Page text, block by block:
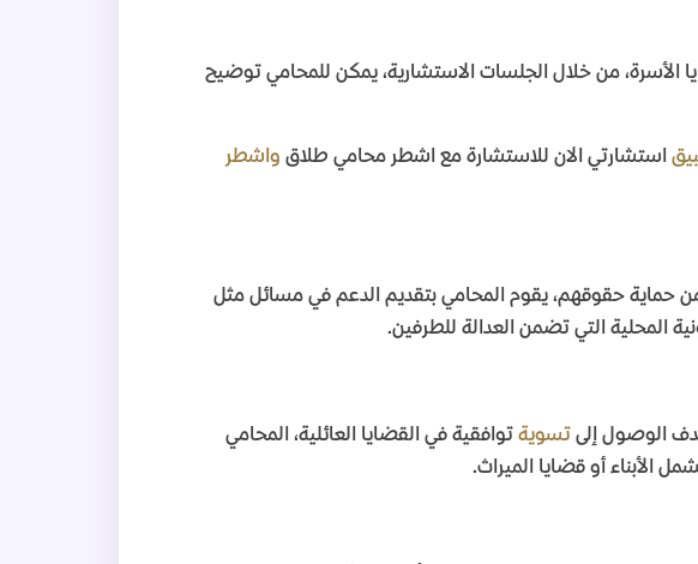
من خلال الجلسات الاستشارية، يمكن للمحامي توضيح
استشارتي الان للاستشارة مع اشطر محامي طلاق واشطر
حماية حقوقهم، يقوم المحامي بتقديم الدعم في مسائل مثل
المحلية التي تضمن العدالة للطرفين.
الوصول إلى تسوية توافقية في القضايا العائلية، المحامي
الأبناء أو قضايا الميراث.